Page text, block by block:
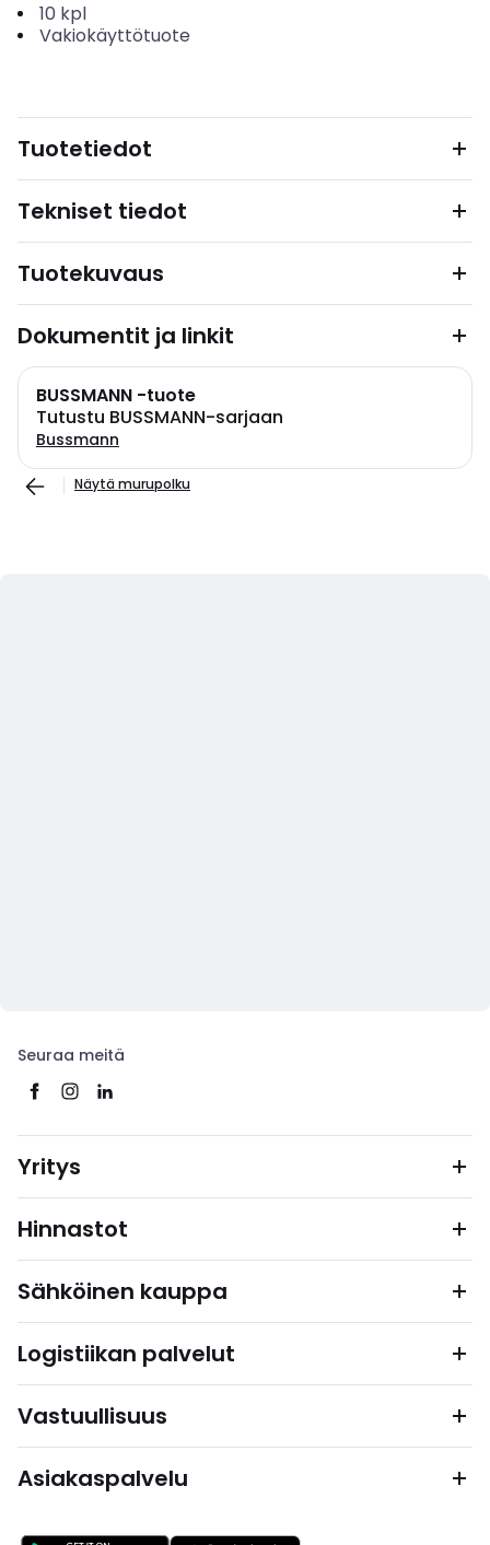
10 kpl
Vakiokäyttötuote
Tuotetiedot
Tekniset tiedot
Tuotekuvaus
Dokumentit ja linkit
BUSSMANN -tuote
Tutustu BUSSMANN-sarjaan
Bussmann
Näytä murupolku
Seuraa meitä
Yritys
Hinnastot
Sähköinen kauppa
Logistiikan palvelut
Vastuullisuus
Asiakaspalvelu